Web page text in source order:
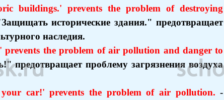
buildings.' prevents the problem of destroying
исторические здания." предотвращает
наследия.
prevents the problem of air pollution and danger to
предотвращает проблему загрязнения воздуха
car!' prevents the problem of air pollution. -